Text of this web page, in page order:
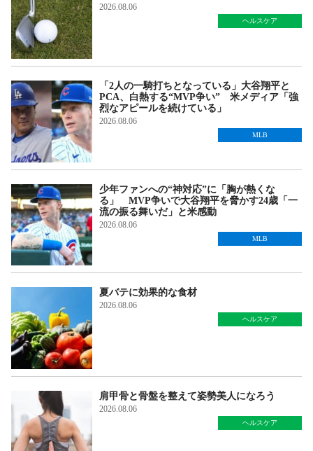
2026.08.06
ヘルスケア
「2人の一騎打ちとなっている」大谷翔平と
PCA、白熱する“MVP争い” 米メディア「強
烈なアピールを続けている」
2026.08.06
MLB
少年ファンへの“神対応”に「胸が熱くな
る」 MVP争いで大谷翔平を脅かす24歳「一
流の振る舞いだ」と米感動
2026.08.06
MLB
夏バテに効果的な食材
2026.08.06
ヘルスケア
肩甲骨と骨盤を整えて姿勢美人になろう
2026.08.06
ヘルスケア